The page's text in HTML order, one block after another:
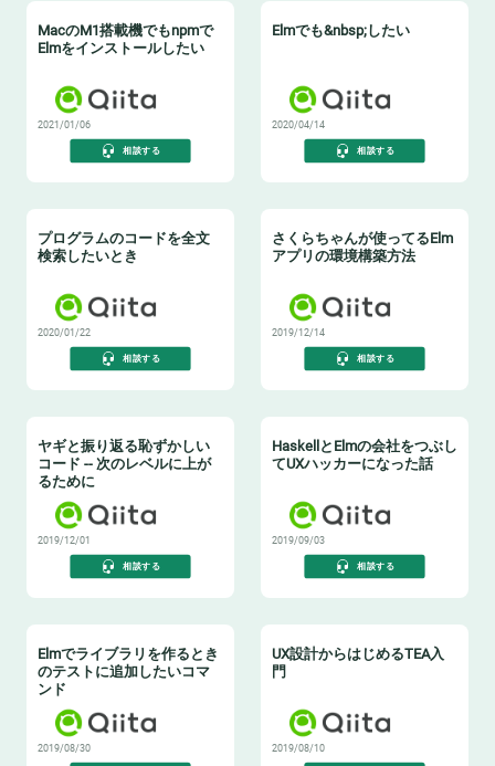
MacのM1搭載機でもnpmで
Elmをインストールしたい
2021/01/06
相談する
Elmでも&nbsp;したい
2020/04/14
相談する
プログラムのコードを全文
検索したいとき
2020/01/22
相談する
さくらちゃんが使ってるElm
アプリの環境構築方法
2019/12/14
相談する
ヤギと振り返る恥ずかしい
コード -- 次のレベルに上が
るために
2019/12/01
相談する
HaskellとElmの会社をつぶし
てUXハッカーになった話
2019/09/03
相談する
Elmでライブラリを作るとき
のテストに追加したいコマ
ンド
2019/08/30
UX設計からはじめるTEA入
門
2019/08/10